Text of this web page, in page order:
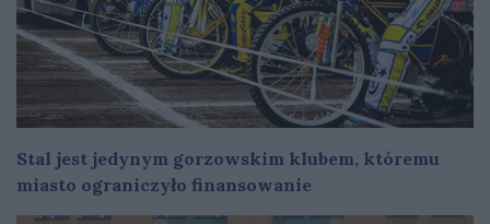
Stal jest jedynym gorzowskim klubem, któremu
miasto ograniczyło finansowanie